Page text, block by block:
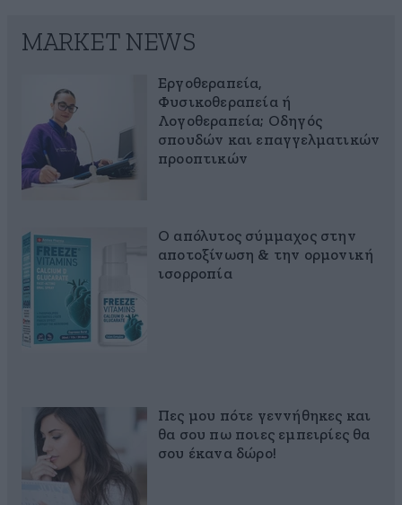
MARKET NEWS
Εργοθεραπεία,
Φυσικοθεραπεία ή
Λογοθεραπεία; Οδηγός
σπουδών και επαγγελματικών
προοπτικών
Ο απόλυτος σύμμαχος στην
αποτοξίνωση & την ορμονική
ισορροπία
Πες μου πότε γεννήθηκες και
θα σου πω ποιες εμπειρίες θα
σου έκανα δώρο!